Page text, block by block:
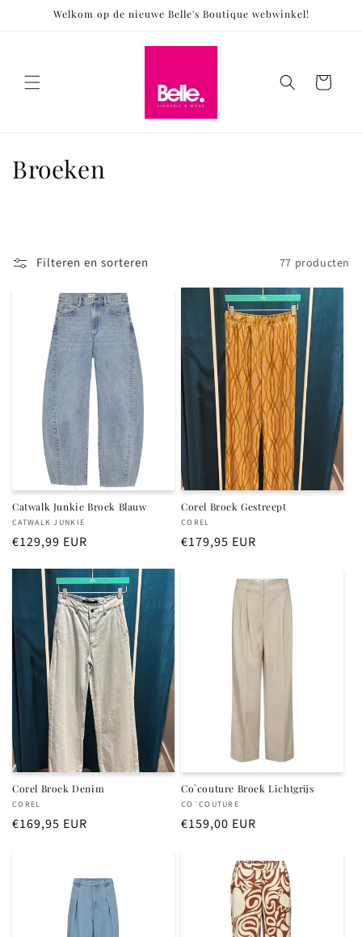
naar deWelkom op de nieuwe Belle's Boutique webwinkel!
Winkelwagen
C
l
Broeken
Filteren en sorteren 77 producten
Catwalk Junkie Broek Blauw
Verkoper:
CATWALK JUNKIE
Normale
€129,99 EUR
Corel Broek Gestreept
Verkoper:
COREL
Normale
€179,95 EUR
Corel Broek Denim
Verkoper:
COREL
Normale
€169,95 EUR
Co`couture Broek Lichtgrijs
Verkoper:
CO`COUTURE
Normale
€159,00 EUR